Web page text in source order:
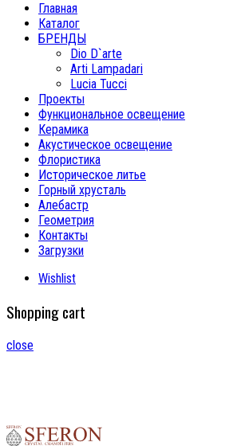
Главная
Каталог
БРЕНДЫ
Dio D`arte
Arti Lampadari
Lucia Tucci
Проекты
Функциональное освещение
Керамика
Акустическое освещение
Флористика
Историческое литье
Горный хрусталь
Алебастр
Геометрия
Контакты
Загрузки
Wishlist
Shopping cart
close